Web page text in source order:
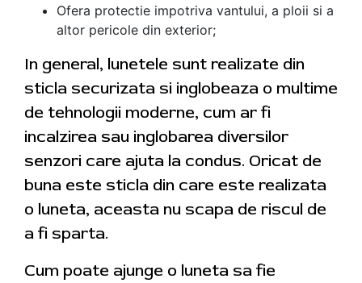
Ofera protectie impotriva vantului, a ploii si a
altor pericole din exterior;
In general, lunetele sunt realizate din
sticla securizata si inglobeaza o multime
de tehnologii moderne, cum ar fi
incalzirea sau inglobarea diversilor
senzori care ajuta la condus. Oricat de
buna este sticla din care este realizata
o luneta, aceasta nu scapa de riscul de
a fi sparta.
Cum poate ajunge o luneta sa fie